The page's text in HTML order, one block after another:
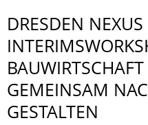
DRESDEN
GEMEINSAM
GESTALTEN